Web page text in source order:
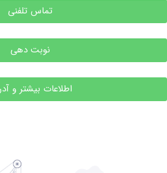
تماس تلفنی
نوبت دهی
اطلاعات بیشتر و آدرس